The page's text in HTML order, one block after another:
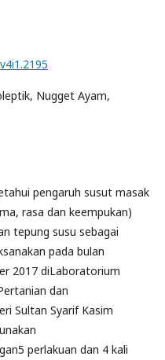
Nugget Ayam,
pengaruh susut masak
rasa dan keempukan)
tepung susu sebagai
pada bulan
2017 diLaboratorium
dan
Sultan Syarif Kasim
perlakuan dan 4 kali